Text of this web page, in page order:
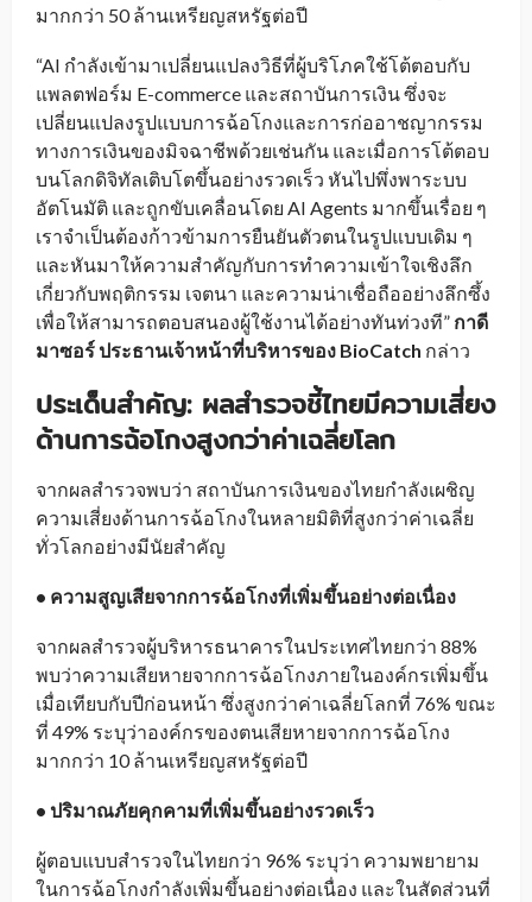
มากกว่า 50 ล้านเหรียญสหรัฐต่อปี
“AI กำลังเข้ามาเปลี่ยนแปลงวิธีที่ผู้บริโภคใช้โต้ตอบกับ
แพลตฟอร์ม E-commerce และสถาบันการเงิน ซึ่งจะ
เปลี่ยนแปลงรูปแบบการฉ้อโกงและการก่ออาชญากรรม
ทางการเงินของมิจฉาชีพด้วยเช่นกัน และเมื่อการโต้ตอบ
บนโลกดิจิทัลเติบโตขึ้นอย่างรวดเร็ว หันไปพึ่งพาระบบ
อัตโนมัติ และถูกขับเคลื่อนโดย AI Agents มากขึ้นเรื่อย ๆ
เราจำเป็นต้องก้าวข้ามการยืนยันตัวตนในรูปแบบเดิม ๆ
และหันมาให้ความสำคัญกับการทำความเข้าใจเชิงลึก
เกี่ยวกับพฤติกรรม เจตนา และความน่าเชื่อถืออย่างลึกซึ้ง
เพื่อให้สามารถตอบสนองผู้ใช้งานได้อย่างทันท่วงที” กาดี
มาซอร์ ประธานเจ้าหน้าที่บริหารของ BioCatch กล่าว
ประเด็นสำคัญ: ผลสำรวจชี้ไทยมีความเสี่ยง
ด้านการฉ้อโกงสูงกว่าค่าเฉลี่ยโลก
จากผลสำรวจพบว่า สถาบันการเงินของไทยกำลังเผชิญ
ความเสี่ยงด้านการฉ้อโกงในหลายมิติที่สูงกว่าค่าเฉลี่ย
ทั่วโลกอย่างมีนัยสำคัญ
• ความสูญเสียจากการฉ้อโกงที่เพิ่มขึ้นอย่างต่อเนื่อง
จากผลสำรวจผู้บริหารธนาคารในประเทศไทยกว่า 88%
พบว่าความเสียหายจากการฉ้อโกงภายในองค์กรเพิ่มขึ้น
เมื่อเทียบกับปีก่อนหน้า ซึ่งสูงกว่าค่าเฉลี่ยโลกที่ 76% ขณะ
ที่ 49% ระบุว่าองค์กรของตนเสียหายจากการฉ้อโกง
มากกว่า 10 ล้านเหรียญสหรัฐต่อปี
• ปริมาณภัยคุกคามที่เพิ่มขึ้นอย่างรวดเร็ว
ผู้ตอบแบบสำรวจในไทยกว่า 96% ระบุว่า ความพยายาม
ในการฉ้อโกงกำลังเพิ่มขึ้นอย่างต่อเนื่อง และในสัดส่วนที่